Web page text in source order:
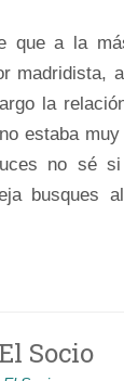
que a la
madridista,
la
estaba
no sé si
busques
El Socio